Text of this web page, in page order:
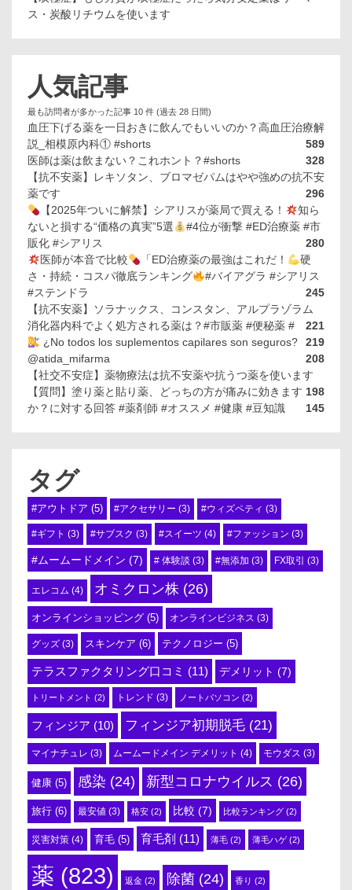
ス・炭酸リチウムを使います
人気記事
最も訪問者が多かった記事 10 件 (過去 28 日間)
血圧下げる薬を一日おきに飲んでもいいのか？高血圧治療解
説_相模原内科① #shorts
589
医師は薬は飲まない？これホント？#shorts
328
【抗不安薬】レキソタン、ブロマゼパムはやや強めの抗不安
薬です
296
【2025年ついに解禁】シアリスが薬局で買える！
知ら
ないと損する“価格の真実”5選
#4位が衝撃 #ED治療薬 #市
販化 #シアリス
280
医師が本音で比較
「ED治療薬の最強はこれだ！
硬
さ・持続・コスパ徹底ランキング
#バイアグラ #シアリス
#ステンドラ
245
【抗不安薬】ソラナックス、コンスタン、アルプラゾラム
221
消化器内科でよく処方される薬は？#市販薬 #便秘薬 #
219
¿No todos los suplementos capilares son seguros?
@atida_mifarma
208
【社交不安症】薬物療法は抗不安薬や抗うつ薬を使います
198
【質問】塗り薬と貼り薬、どっちの方が痛みに効きます
か？に対する回答 #薬剤師 #オススメ #健康 #豆知識
145
タグ
#アウトドア (5) #アクセサリー (3) #ウィズペティ (3)
#ギフト (3) #サブスク (3) #スイーツ (4) #ファッション (3)
#ムームードメイン (7) # 体験談 (3) #無添加 (3) FX取引 (3)
エレコム (4) オミクロン株 (26)
オンラインショッピング (5) オンラインビジネス (3)
グッズ (3) スキンケア (6) テクノロジー (5)
テラスファクタリング口コミ (11) デメリット (7)
トリートメント (2) トレンド (3) ノートパソコン (2)
フィンジア (10) フィンジア初期脱毛 (21)
マイナチュレ (3) ムームードメイン デメリット (4) モウダス (3)
健康 (5) 感染 (24) 新型コロナウイルス (26)
旅行 (6) 最安値 (3) 格安 (2) 比較 (7) 比較ランキング (2)
災害対策 (4) 育毛 (5) 育毛剤 (11) 薄毛 (2) 薄毛ハゲ(2)
薬 (823) 返金 (2) 除菌 (24) 香り (2)